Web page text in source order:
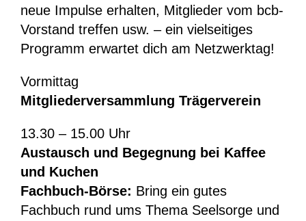
neue Impulse erhalten, Mitglieder vom bcb-
Vorstand treffen usw. – ein vielseitiges
Programm erwartet dich am Netzwerktag!
Vormittag
Mitgliederversammlung Trägerverein
13.30 – 15.00 Uhr
Austausch und Begegnung bei Kaffee
und Kuchen
Fachbuch-Börse: Bring ein gutes
Fachbuch rund ums Thema Seelsorge und